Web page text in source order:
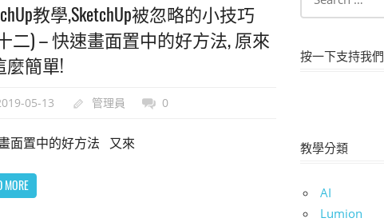
教學,SketchUp被忽略的小技巧
二) – 快速畫面置中的好方法, 原來
麼簡單!
05-13 管理員 0
面置中的好方法 又來
MORE
按一下支持我們
教學分類
AI
Lumion